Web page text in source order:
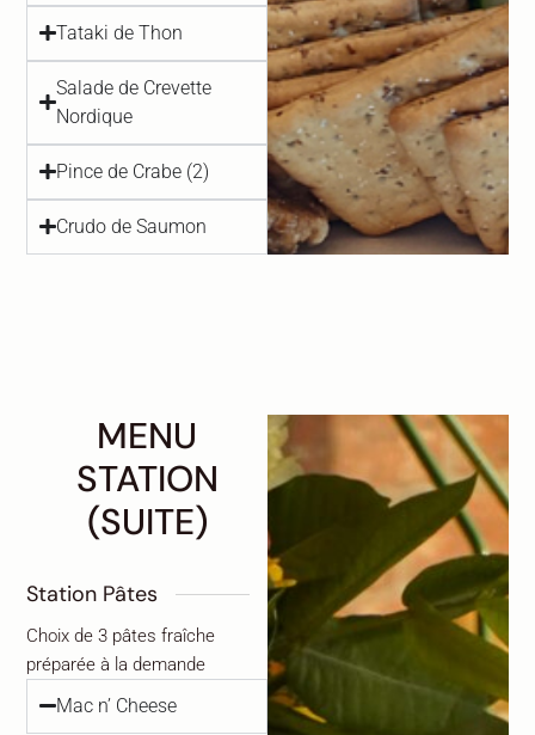
Tataki de Thon
Salade de Crevette
Nordique
Pince de Crabe (2)
Crudo de Saumon
MENU
STATION
(SUITE)
Station Pâtes
Choix de 3 pâtes fraîche
préparée à la demande
Mac n’ Cheese